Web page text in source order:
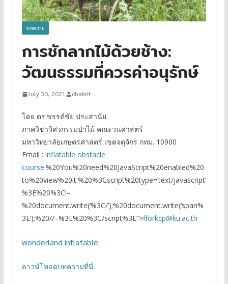
บทความ
การชักลากไม้ด้วยช้าง:
วัฒนธรรมที่ควรค่าอนุรักษ์
July 30, 2021 chakrit
โดย ดร.ขรรค์ชัย ประสานัย
ภาควิชาวิศวกรรมป่าไม้ คณะวนศาสตร์
มหาวิทยาลัยเกษตรศาสตร์ เขตจตุจักร กทม. 10900
Email : inflatable obstacle
course.%20You%20need%20JavaScript%20enabled%20
to%20view%20it.%20%3Cscript%20type=’text/javascript’
%3E%20%3C!–
%20document.write(‘%3C/’);%20document.write(‘span%
3E’);%20//–%3E%20%3C/script%3E”>fforkcp@ku.ac.th
wonderland inflatable
ดาวน์โหลดบทความที่นี่